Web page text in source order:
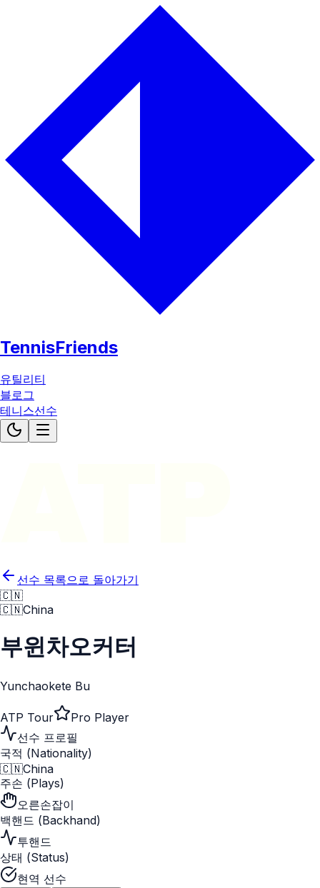
TennisFriends
유틸리티
블로그
테니스선수
선수 목록으로 돌아가기
🇨🇳
🇨🇳China
부윈차오커터
Yunchaokete Bu
ATP Tour
Pro Player
선수 프로필
국적 (Nationality)
🇨🇳China
주손 (Plays)
오른손잡이
백핸드 (Backhand)
투핸드
상태 (Status)
현역 선수